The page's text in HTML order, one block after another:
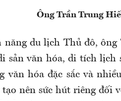
Ông Trần Trung
năng du lịch Thủ đô,
sản văn hóa, di tích lịch
văn hóa đặc sắc và
nên sức hút riêng đối